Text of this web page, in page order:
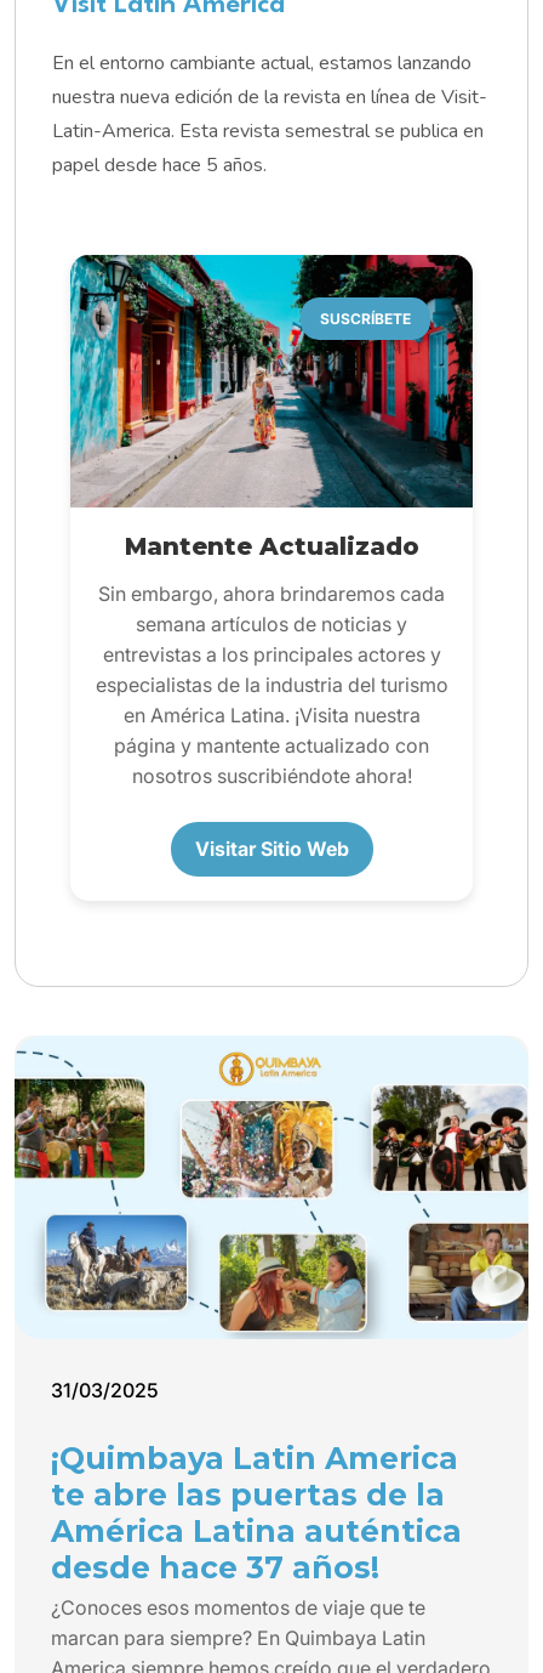
En el entorno cambiante actual, estamos lanzando
nuestra nueva edición de la revista en línea de Visit-
Latin-America. Esta revista semestral se publica en
papel desde hace 5 años.
SUSCRÍBETE
Mantente Actualizado
Sin embargo, ahora brindaremos cada
semana artículos de noticias y
entrevistas a los principales actores y
especialistas de la industria del turismo
en América Latina. ¡Visita nuestra
página y mantente actualizado con
nosotros suscribiéndote ahora!
Visitar Sitio Web
31/03/2025
¡Quimbaya Latin America
te abre las puertas de la
América Latina auténtica
desde hace 37 años!
¿Conoces esos momentos de viaje que te
marcan para siempre? En Quimbaya Latin
America siempre hemos creído que el verdadero